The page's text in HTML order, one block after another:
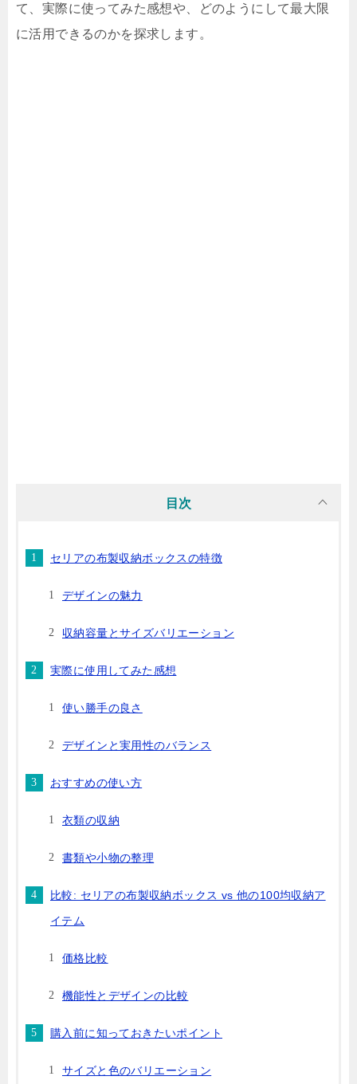
て、実際に使ってみた感想や、どのようにして最大限
に活用できるのかを探求します。
目次
セリアの布製収納ボックスの特徴
デザインの魅力
収納容量とサイズバリエーション
実際に使用してみた感想
使い勝手の良さ
デザインと実用性のバランス
おすすめの使い方
衣類の収納
書類や小物の整理
比較: セリアの布製収納ボックス vs 他の100均収納ア
イテム
価格比較
機能性とデザインの比較
購入前に知っておきたいポイント
サイズと色のバリエーション